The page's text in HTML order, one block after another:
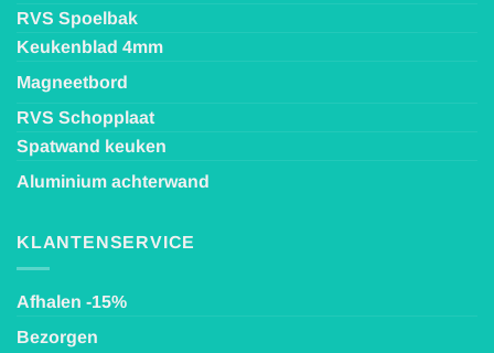
RVS Spoelbak
Keukenblad 4mm
Magneetbord
RVS Schopplaat
Spatwand keuken
Aluminium achterwand
KLANTENSERVICE
Afhalen -15%
Bezorgen